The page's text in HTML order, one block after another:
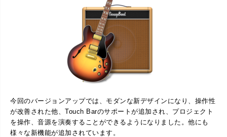
今回のバージョンアップでは、モダンな新デザインになり、操作性
が改善された他、Touch Barのサポートが追加され、プロジェクト
を操作、音源を演奏することができるようになりました。他にも
様々な新機能が追加されています。